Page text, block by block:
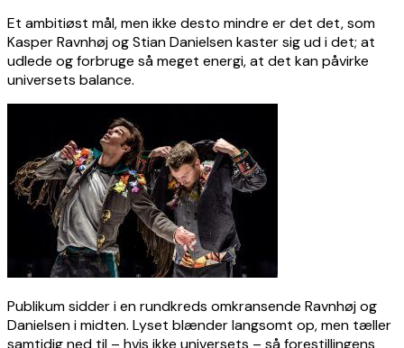
Et ambitiøst mål, men ikke desto mindre er det det, som
Kasper Ravnhøj og Stian Danielsen kaster sig ud i det; at
udlede og forbruge så meget energi, at det kan påvirke
universets balance.
Publikum sidder i en rundkreds omkransende Ravnhøj og
Danielsen i midten. Lyset blænder langsomt op, men tæller
samtidig ned til – hvis ikke universets – så forestillingens